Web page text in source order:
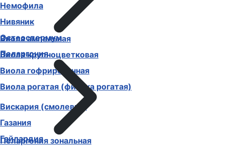
Виола ампельная
Виола крупноцветковая
Виола гофрированная
Виола рогатая (фиалка рогатая)
Вискария (смолевка)
Газания
Гайлардия
Немофила
Нивяник
Остеоспермум
Пеларгония
Пеларгония зональная